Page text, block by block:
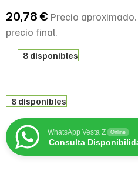
20,78€ Precio
precio final.
8 disponibles
8 disponibles
WhatsApp Vesta Z Online
Consulta